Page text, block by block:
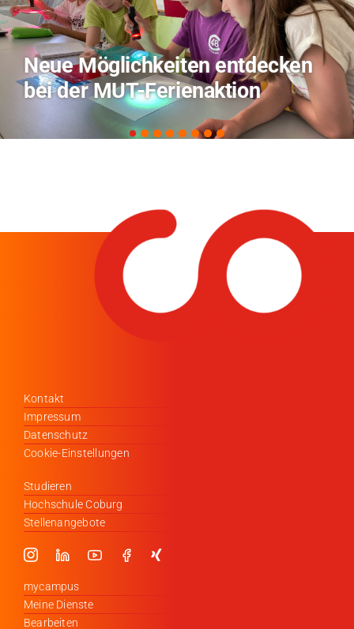
TVO berichtet über
zu KI in der Landwirtschaft
Kontakt
Impressum
Datenschutz
Cookie-Einstellungen
Studieren
Hochschule Coburg
Stellenangebote
mycampus
Meine Dienste
Bearbeiten